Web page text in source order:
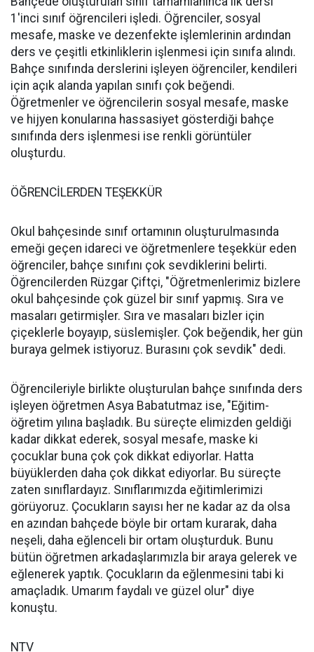
1'inci sınıf öğrencileri işledi. Öğrenciler, sosyal
mesafe, maske ve dezenfekte işlemlerinin ardından
ders ve çeşitli etkinliklerin işlenmesi için sınıfa alındı.
Bahçe sınıfında derslerini işleyen öğrenciler, kendileri
için açık alanda yapılan sınıfı çok beğendi.
Öğretmenler ve öğrencilerin sosyal mesafe, maske
ve hijyen konularına hassasiyet gösterdiği bahçe
sınıfında ders işlenmesi ise renkli görüntüler
oluşturdu.
ÖĞRENCİLERDEN TEŞEKKÜR
Okul bahçesinde sınıf ortamının oluşturulmasında
emeği geçen idareci ve öğretmenlere teşekkür eden
öğrenciler, bahçe sınıfını çok sevdiklerini belirti.
Öğrencilerden Rüzgar Çiftçi, "Öğretmenlerimiz bizlere
okul bahçesinde çok güzel bir sınıf yapmış. Sıra ve
masaları getirmişler. Sıra ve masaları bizler için
çiçeklerle boyayıp, süslemişler. Çok beğendik, her gün
buraya gelmek istiyoruz. Burasını çok sevdik" dedi.
Öğrencileriyle birlikte oluşturulan bahçe sınıfında ders
işleyen öğretmen Asya Babatutmaz ise, "Eğitim-
öğretim yılına başladık. Bu süreçte elimizden geldiği
kadar dikkat ederek, sosyal mesafe, maske ki
çocuklar buna çok çok dikkat ediyorlar. Hatta
büyüklerden daha çok dikkat ediyorlar. Bu süreçte
zaten sınıflardayız. Sınıflarımızda eğitimlerimizi
görüyoruz. Çocukların sayısı her ne kadar az da olsa
en azından bahçede böyle bir ortam kurarak, daha
neşeli, daha eğlenceli bir ortam oluşturduk. Bunu
bütün öğretmen arkadaşlarımızla bir araya gelerek ve
eğlenerek yaptık. Çocukların da eğlenmesini tabi ki
amaçladık. Umarım faydalı ve güzel olur" diye
konuştu.
NTV